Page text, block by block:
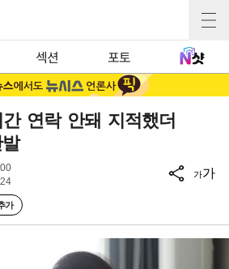
섹션 포토
연락 안돼 지적했더
가
가가